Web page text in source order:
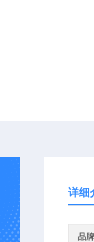
详细
品牌